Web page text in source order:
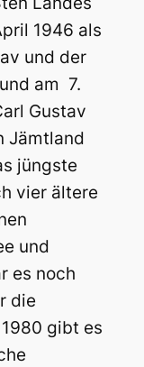
1946 als
und der
am 7.
Gustav
Jämtland
jüngste
vier ältere
und
es noch
die
gibt es